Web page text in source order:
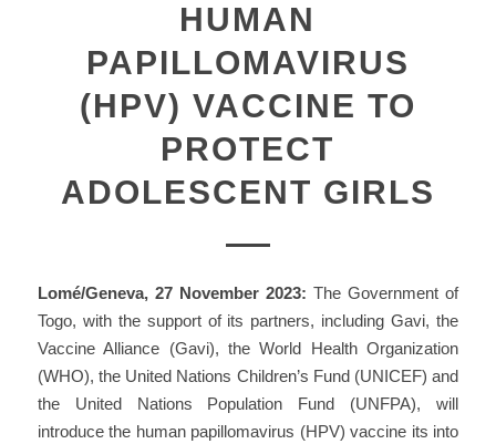
HUMAN
PAPILLOMAVIRUS
(HPV) VACCINE TO
PROTECT
ADOLESCENT GIRLS
Lomé/Geneva, 27 November 2023:The Government of
Togo, with the support of its partners, including Gavi, the
Vaccine Alliance (Gavi), the World Health Organization
(WHO), the United Nations Children’s Fund (UNICEF) and
the United Nations Population Fund (UNFPA), will
introduce the human papillomavirus (HPV) vaccine its into